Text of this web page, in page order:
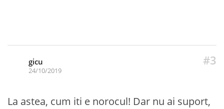
#3
gicu
24/10/2019
La astea, cum iti e norocul! Dar nu ai suport,